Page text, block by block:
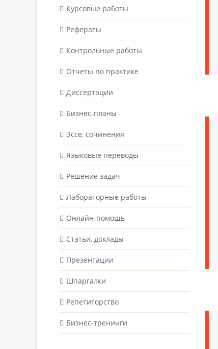
Курсовые работы
Рефераты
Контрольные работы
Отчеты по практике
Диссертации
Бизнес-планы
Эссе, сочинения
Языковые переводы
Решение задач
Лабораторные работы
Онлайн-помощь
Статьи, доклады
Презентации
Шпаргалки
Репетиторство
Бизнес-тренинги